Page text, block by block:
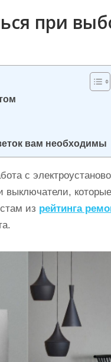
при
вам необходимы
с
выключатели,
из рейтинга